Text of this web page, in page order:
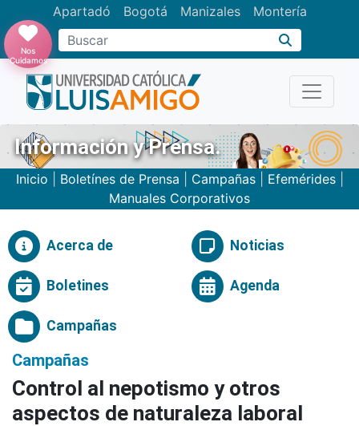
Apartadó Bogotá Manizales Montería
Buscar
Nos
Cuidamos
Información y Prensa.
Inicio Boletínes de Prensa Campañas| Efemérides|
Manuales Corporativos
Acerca de Noticias
Boletines Agenda
Campañas
Campañas
Control al nepotismo y otros
aspectos de naturaleza laboral